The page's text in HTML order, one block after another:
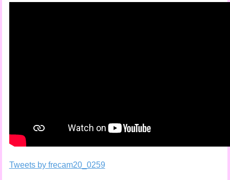
Tweets by frecam20_0259